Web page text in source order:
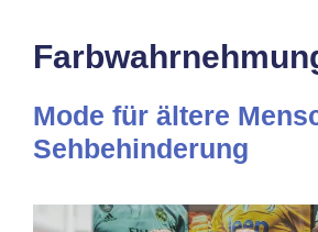
Mode für ältere
Sehbehinderung